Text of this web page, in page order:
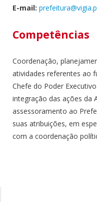
E-mail:
Competências
Coordenação,
atividades referentes ao
Chefe do Poder
integração das ações da
assessoramento ao
suas atribuições, em
com a coordenação